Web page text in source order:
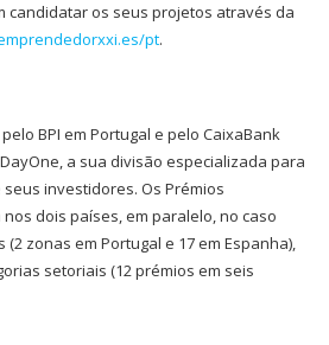
candidatar os seus projetos através da
pt.
BPI em Portugal e pelo CaixaBank
a sua divisão especializada para
investidores. Os Prémios
dois países, em paralelo, no caso
zonas em Portugal e 17 em Espanha),
setoriais (12 prémios em seis